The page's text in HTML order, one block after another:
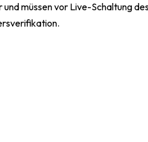
und müssen vor Live-Schaltung